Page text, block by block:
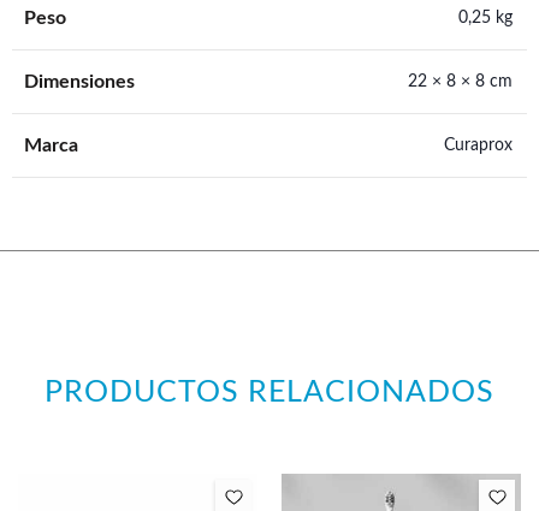
Peso 0,25 kg
Dimensiones 22 × 8 × 8 cm
Marca Curaprox
PRODUCTOS RELACIONADOS